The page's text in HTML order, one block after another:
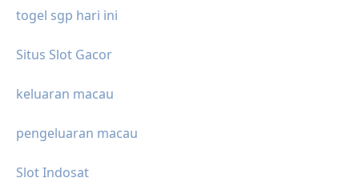
togel sgp hari ini
Situs Slot Gacor
keluaran macau
pengeluaran macau
Slot Indosat